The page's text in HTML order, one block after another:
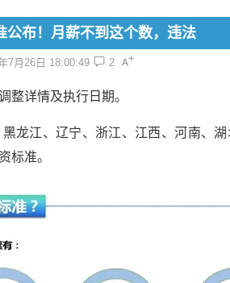
公布！月薪不到这个数，违法
7月26日 18:00:49 2
整详情及执行日期。
龙江、辽宁、浙江、江西、河南、
标准。